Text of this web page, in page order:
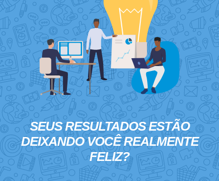
SEUS RESULTADOS ESTÃO
DEIXANDO VOCÊ REALMENTE
FELIZ?